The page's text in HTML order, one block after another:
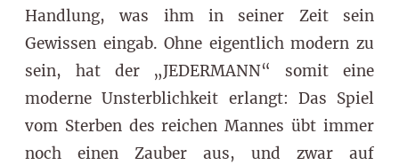
Handlung, was ihm in seiner Zeit sein
Gewissen eingab. Ohne eigentlich modern zu
sein, hat der „JEDERMANN“ somit eine
moderne Unsterblichkeit erlangt: Das Spiel
vom Sterben des reichen Mannes übt immer
noch einen Zauber aus, und zwar auf